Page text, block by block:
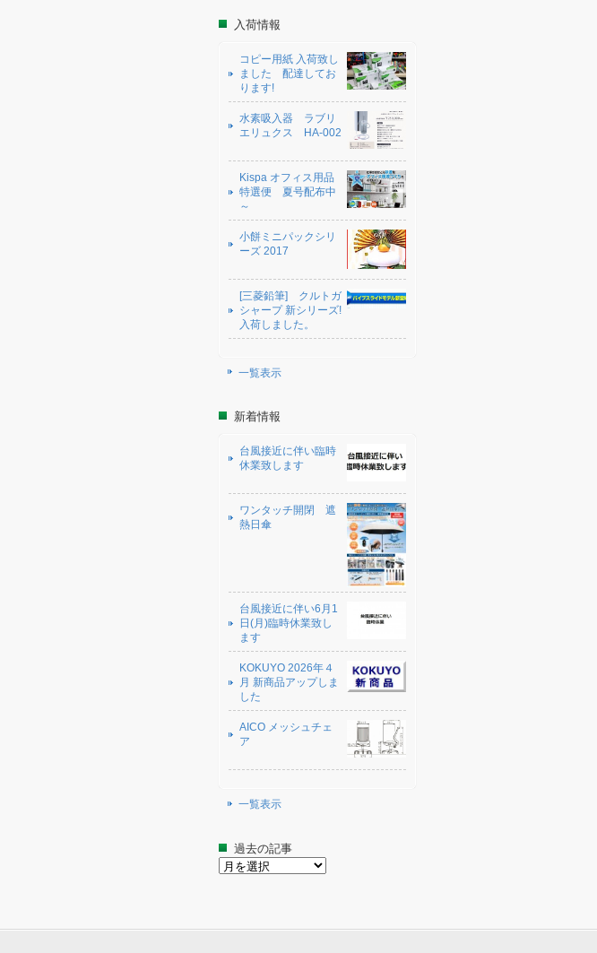
ー
入荷情報
コピー用紙 入荷致し
ました 配達してお
ります!
水素吸入器 ラブリ
エリュクス HA-002
Kispa オフィス用品
特選便 夏号配布中
～
小餅ミニパックシリ
ーズ 2017
[三菱鉛筆] クルトガ
シャープ 新シリーズ!
入荷しました。
一覧表示
新着情報
台風接近に伴い臨時
休業致します
ワンタッチ開閉 遮
熱日傘
台風接近に伴い6月1
日(月)臨時休業致し
ます
KOKUYO 2026年４
月 新商品アップしま
した
AICO メッシュチェ
ア
一覧表示
過去の記事
過
事